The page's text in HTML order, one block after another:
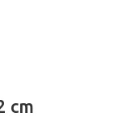
cm